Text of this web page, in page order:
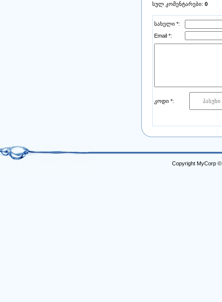
სულ კომენტარები: 0
სახელი *:
Email *:
კოდი *:
Copyright MyCorp